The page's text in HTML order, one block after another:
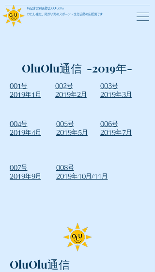
特定非営利活動法人OluOlu
わたし達は、障がい児のスポーツ・文化活動の応援団です
OluOlu通信 -2019年-
001号
2019年1月
002号
​2019年2月
​003号
​2019年3月
​004号
2019年4月
005号
2019年5月
006号
2019年7月
007号
2019年9月
008号
2019年10月/11月
OluOlu通信